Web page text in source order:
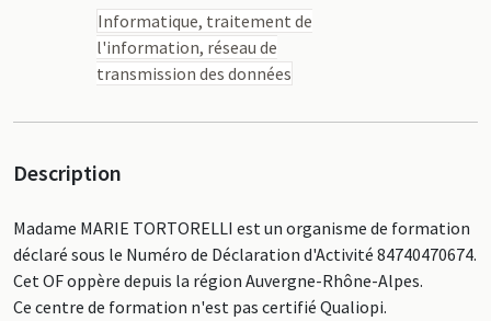
Informatique, traitement de
l'information, réseau de
transmission des données
Description
Madame MARIE TORTORELLI est un organisme de formation
déclaré sous le Numéro de Déclaration d'Activité 84740470674.
Cet OF oppère depuis la région Auvergne-Rhône-Alpes.
Ce centre de formation n'est pas certifié Qualiopi.